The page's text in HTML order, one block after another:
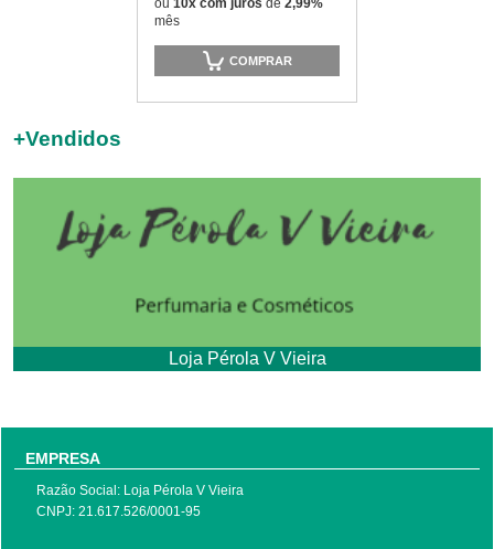
ou 10x com juros de 2,99%
mês
COMPRAR
+Vendidos
Loja Pérola V Vieira
EMPRESA
Razão Social: Loja Pérola V Vieira
CNPJ: 21.617.526/0001-95